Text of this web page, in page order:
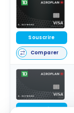
Souscrire
Comparer
Souscrire